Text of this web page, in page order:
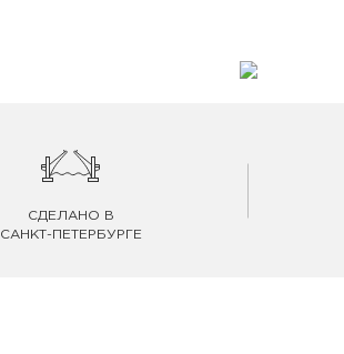
СДЕЛАНО В
САНКТ-ПЕТЕРБУРГЕ